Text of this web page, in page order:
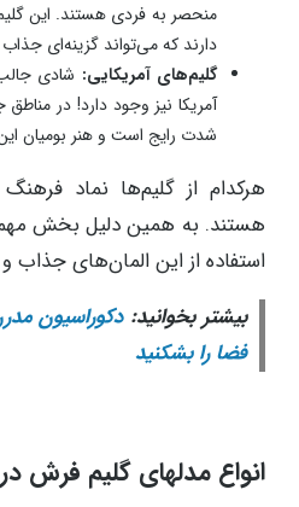
می‌کند. شما می‌توانید با
شوید.
گلیم‌های ایران:گلیم‌های ایرانی
و سنت ایرانی را به نمایش
در این گلیم‌ها بسیار چشم نواز
طرح‌هایی مثل گل، حیوانات و
دارد.
گلیم‌های قفقازی:
گلیم‌های
منحصر به فردی هستند. این
دارند که می‌تواند گزینه‌ای جذاب
گلیم‌های آمریکایی:
آمریکا نیز وجود دارد! در مناطق
هرکدام از گلیم‌ها نماد
هستند. به همین دلیل بخش مهمی